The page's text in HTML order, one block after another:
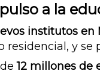
a la
institutos en
residencial, y se
de12 millones de